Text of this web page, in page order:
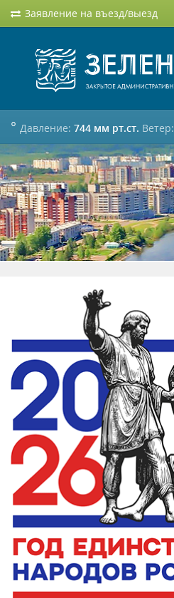
Заявление на въезд/выезд
° Давление: 744 мм рт.ст. Ветер: